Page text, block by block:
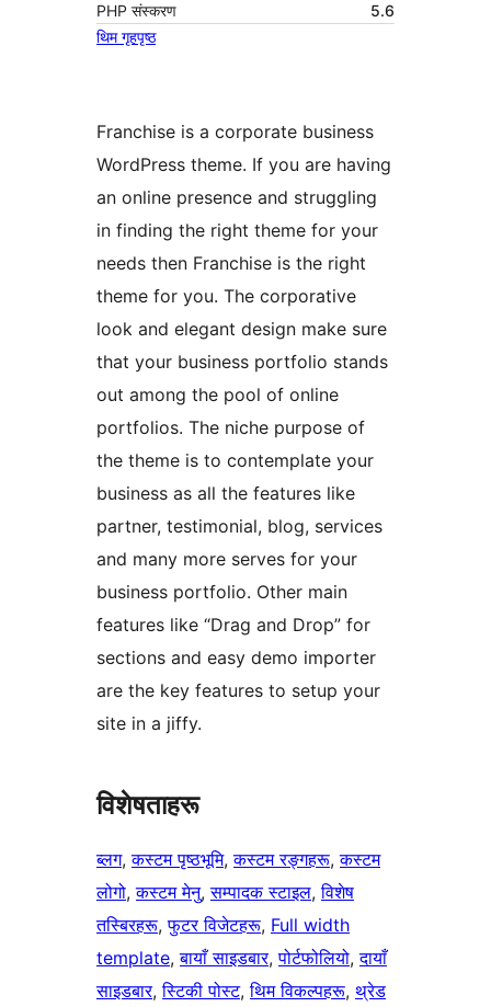
PHP संस्करण
5.6
थिम गृहपृष्ठ
Franchise is a corporate business
WordPress theme. If you are having
an online presence and struggling
in finding the right theme for your
needs then Franchise is the right
theme for you. The corporative
look and elegant design make sure
that your business portfolio stands
out among the pool of online
portfolios. The niche purpose of
the theme is to contemplate your
business as all the features like
partner, testimonial, blog, services
and many more serves for your
business portfolio. Other main
features like “Drag and Drop” for
sections and easy demo importer
are the key features to setup your
site in a jiffy.
विशेषताहरू
ब्लग, कस्टम पृष्ठभूमि, कस्टम रङ्गहरू, कस्टम
लोगो, कस्टम मेनु, सम्पादक स्टाइल, विशेष
तस्बिरहरू, फुटर विजेटहरू, Full width
template, बायाँ साइडबार, पोर्टफोलियो, दायाँ
साइडबार, स्टिकी पोस्ट, थिम विकल्पहरू, थ्रेड